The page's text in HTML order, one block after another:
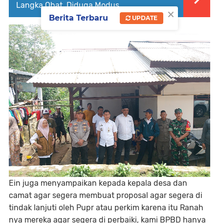
Langka Obat, Diduga Modus
Ein juga menyampaikan kepada kepala desa dan
camat agar segera membuat proposal agar segera di
tindak lanjuti oleh Pupr atau perkim karena itu Ranah
nya mereka agar segera di perbaiki, kami BPBD hanya
×
Berita Terbaru UPDATE